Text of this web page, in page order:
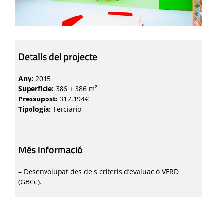
Detalls del projecte
Any:2015
Superficie: 386 + 386 m²
Pressupost: 317.194€
Tipología:Terciario
Més informació
– Desenvolupat des dels criteris d’evaluació VERD
(GBCe).